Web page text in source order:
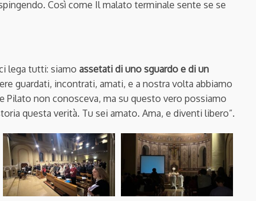
Così come Il malato terminale sente se se
lega tutti: siamo assetati di uno sguardo e di un
guardati, incontrati, amati, e a nostra volta abbiamo
Pilato non conosceva, ma su questo vero possiamo
questa verità. Tu sei amato. Ama, e diventi libero”.